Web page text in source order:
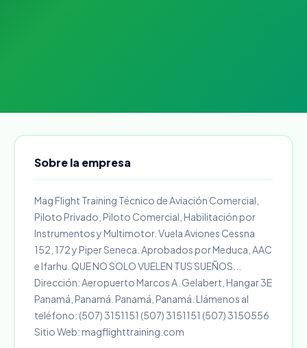
Sobre la empresa
Mag Flight Training Técnico de Aviación Comercial,
Piloto Privado, Piloto Comercial, Habilitación por
Instrumentos y Multimotor. Vuela Aviones Cessna
152, 172 y Piper Seneca. Aprobados por Meduca, AAC
e Ifarhu. QUE NO SOLO VUELEN TUS SUEÑOS...
Dirección: Aeropuerto Marcos A. Gelabert, Hangar 3E
Panamá, Panamá. Panamá, Panamá. Llámenos al
teléfono: (507) 3151151 (507) 3151151 (507) 3150556
Sitio Web: magflighttraining.com